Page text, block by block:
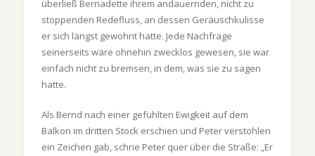
überließ Bernadette ihrem andauernden, nicht zu
stoppenden Redefluss, an dessen Geräuschkulisse
er sich längst gewohnt hatte. Jede Nachfrage
seinerseits wäre ohnehin zwecklos gewesen, sie war
einfach nicht zu bremsen, in dem, was sie zu sagen
hatte.
Als Bernd nach einer gefühlten Ewigkeit auf dem
Balkon im dritten Stock erschien und Peter verstohlen
ein Zeichen gab, schrie Peter quer über die Straße: „Er